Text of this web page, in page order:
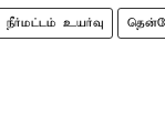
நீர்மட்டம் உயர்வு